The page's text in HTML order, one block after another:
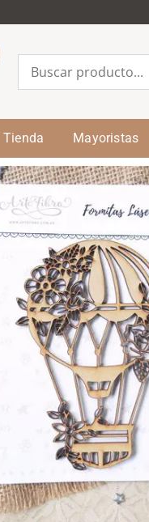
Tienda Mayoristas